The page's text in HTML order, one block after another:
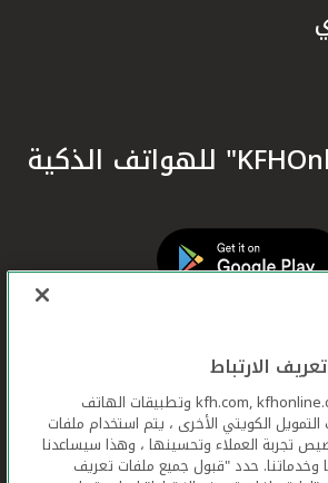
الارتباط
عندما تستخدم ,kfh.com, kfhonline.com وتطبيقات الهاتف
الكويتي الأخرى ، يتم استخدام ملفات
تجربة العملاء وتحسينها ، وهذا سيساعدنا
وخدماتنا. حدد "قبول جميع ملفات تعريف